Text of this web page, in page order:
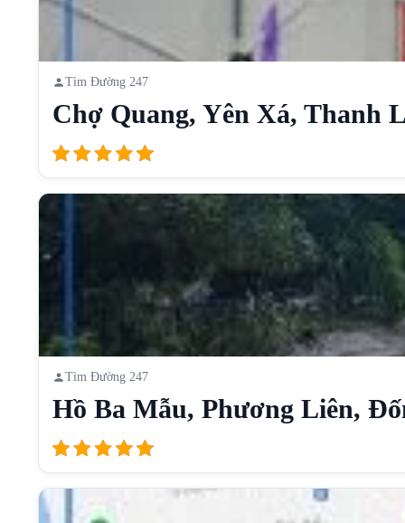
Tìm Đường 247
Chợ Quang, Yên Xá, Thanh
Tìm Đường 247
Hồ Ba Mẫu, Phương Liên,